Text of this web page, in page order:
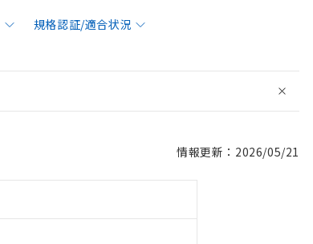
規格認証/適合状況
情報更新：2026/05/21